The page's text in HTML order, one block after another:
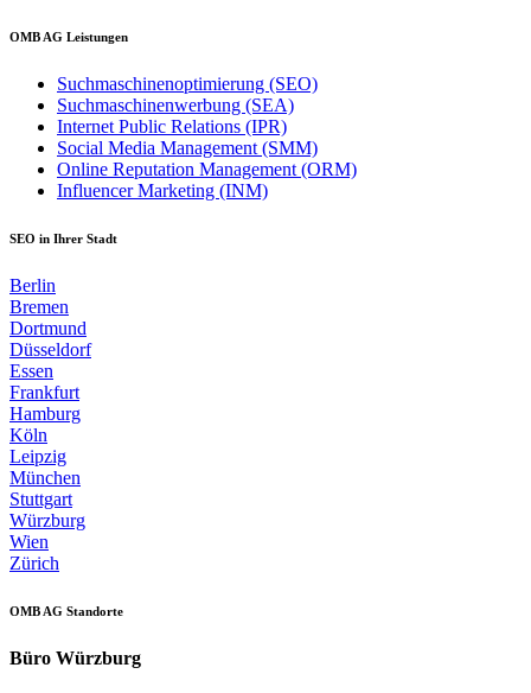
OMB AG Leistungen
Suchmaschinenoptimierung (SEO)
Suchmaschinenwerbung (SEA)
Internet Public Relations (IPR)
Social Media Management (SMM)
Online Reputation Management (ORM)
Influencer Marketing (INM)
SEO in Ihrer Stadt
Berlin
Bremen
Dortmund
Düsseldorf
Essen
Frankfurt
Hamburg
Köln
Leipzig
München
Stuttgart
Würzburg
Wien
Zürich
OMB AG Standorte
Büro Würzburg